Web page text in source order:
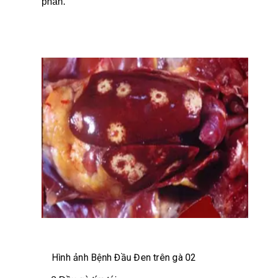
Hình ảnh Bệnh Đầu Đen trên gà 02